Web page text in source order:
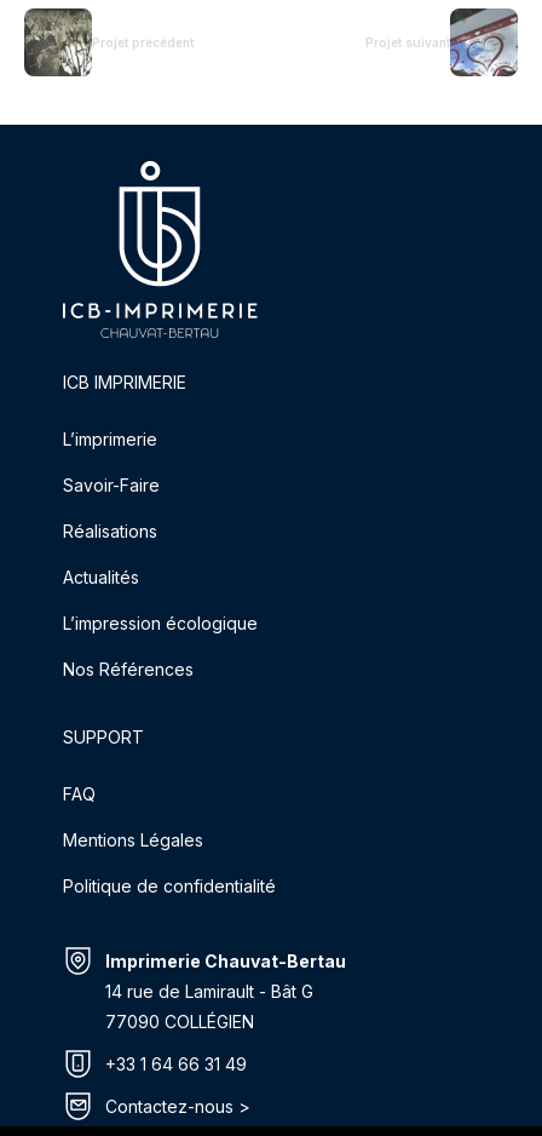
Projet précédent Projet suivant
ICB IMPRIMERIE
L’imprimerie
Savoir-Faire
Réalisations
Actualités
L’impression écologique
Nos Références
SUPPORT
FAQ
Mentions Légales
Politique de confidentialité
Imprimerie Chauvat-Bertau
14 rue de Lamirault - Bât G
77090 COLLÉGIEN
+33 1 64 66 31 49
Contactez-nous >